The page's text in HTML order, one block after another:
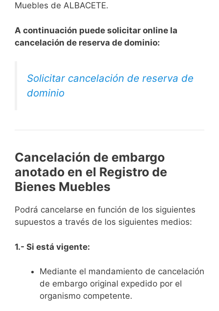
Muebles de ALBACETE.
A continuación puede solicitar online la
cancelación de reserva de dominio:
Solicitar cancelación de reserva de
dominio
Cancelación de embargo
anotado en el Registro de
Bienes Muebles
Podrá cancelarse en función de los siguientes
supuestos a través de los siguientes medios:
1.- Si está vigente:
Mediante el mandamiento de cancelación
de embargo original expedido por el
organismo competente.